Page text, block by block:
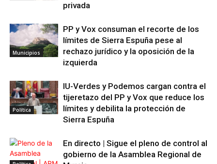
privada
Municipios
PP y Vox consuman el recorte de los
límites de Sierra Espuña pese al
rechazo jurídico y la oposición de la
izquierda
Política
IU-Verdes y Podemos cargan contra el
tijeretazo del PP y Vox que reduce los
límites y debilita la protección de
Sierra Espuña
En directo | Sigue el pleno de control al
gobierno de la Asamblea Regional de